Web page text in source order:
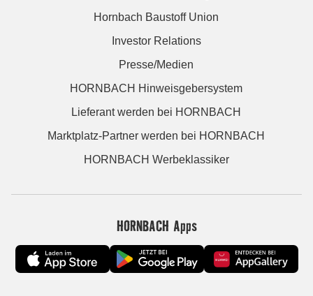
Hornbach Baustoff Union
Investor Relations
Presse/Medien
HORNBACH Hinweisgebersystem
Lieferant werden bei HORNBACH
Marktplatz-Partner werden bei HORNBACH
HORNBACH Werbeklassiker
HORNBACH Apps